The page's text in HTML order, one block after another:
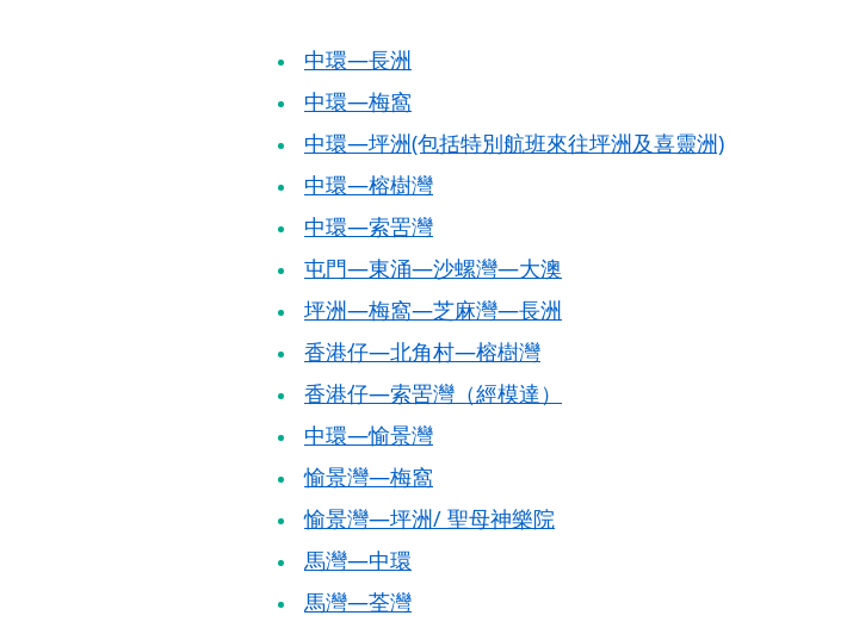
中環—長洲
中環—梅窩
中環—坪洲(包括特別航班來往坪洲及喜靈洲)
中環—榕樹灣
中環—索罟灣
屯門—東涌—沙螺灣—大澳
坪洲—梅窩—芝麻灣—長洲
香港仔—北角村—榕樹灣
香港仔—索罟灣（經模達）
中環—愉景灣
愉景灣—梅窩
愉景灣—坪洲/ 聖母神樂院
馬灣—中環
馬灣—荃灣